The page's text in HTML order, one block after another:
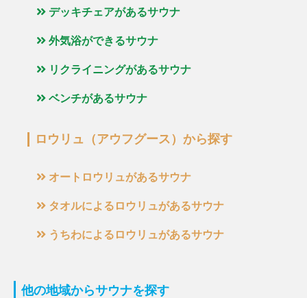
デッキチェアがあるサウナ
外気浴ができるサウナ
リクライニングがあるサウナ
ベンチがあるサウナ
ロウリュ（アウフグース）から探す
オートロウリュがあるサウナ
タオルによるロウリュがあるサウナ
うちわによるロウリュがあるサウナ
他の地域からサウナを探す